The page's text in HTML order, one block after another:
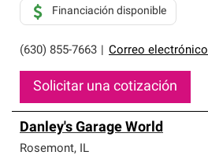
(630) 855-7663 Correo electrónico
Financiación disponible
Solicitar una cotización
Danley's Garage World
Rosemont, IL